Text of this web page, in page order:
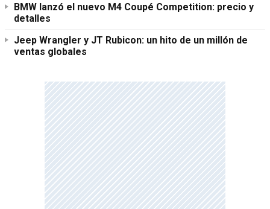
BMW lanzó el nuevo M4 Coupé Competition: precio y
detalles
Jeep Wrangler y JT Rubicon: un hito de un millón de
ventas globales